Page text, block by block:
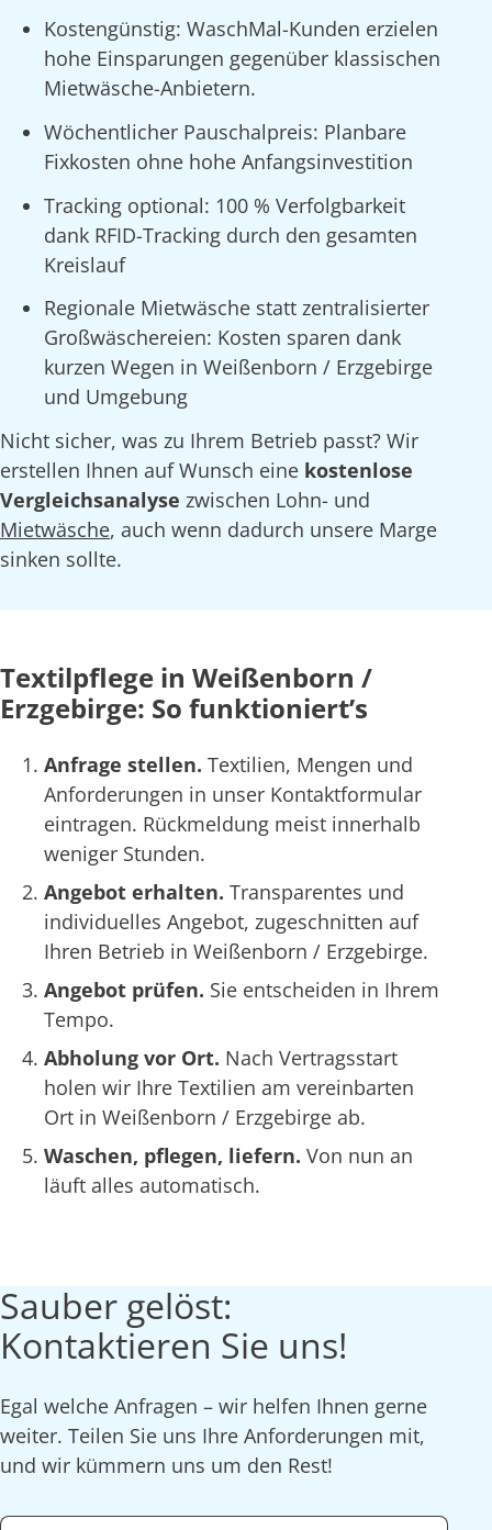
Kostengünstig: WaschMal-Kunden erzielen
hohe Einsparungen gegenüber klassischen
Mietwäsche-Anbietern.
Wöchentlicher Pauschalpreis: Planbare
Fixkosten ohne hohe Anfangsinvestition
Tracking optional: 100 % Verfolgbarkeit
dank RFID-Tracking durch den gesamten
Kreislauf
Regionale Mietwäsche statt zentralisierter
Großwäschereien: Kosten sparen dank
kurzen Wegen in Weißenborn / Erzgebirge
und Umgebung
Nicht sicher, was zu Ihrem Betrieb passt? Wir
erstellen Ihnen auf Wunsch eine kostenlose
Vergleichsanalyse zwischen Lohn- und
Mietwäsche, auch wenn dadurch unsere Marge
sinken sollte.
Textilpflege in Weißenborn /
Erzgebirge: So funktioniert’s
Anfrage stellen. Textilien, Mengen und
Anforderungen in unser Kontaktformular
eintragen. Rückmeldung meist innerhalb
weniger Stunden.
Angebot erhalten. Transparentes und
individuelles Angebot, zugeschnitten auf
Ihren Betrieb in Weißenborn / Erzgebirge.
Angebot prüfen. Sie entscheiden in Ihrem
Tempo.
Abholung vor Ort. Nach Vertragsstart
holen wir Ihre Textilien am vereinbarten
Ort in Weißenborn / Erzgebirge ab.
Waschen, pflegen, liefern. Von nun an
läuft alles automatisch.
Sauber gelöst:
Kontaktieren Sie uns!
Egal welche Anfragen – wir helfen Ihnen gerne
weiter. Teilen Sie uns Ihre Anforderungen mit,
und wir kümmern uns um den Rest!